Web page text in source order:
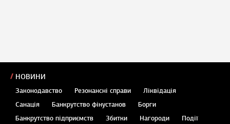
НОВИНИ
Законодавство Резонансні справи
Ліквідація
Санація
Банкрутство фінустанов
Борги
Банкрутство підприємств
Збитки Нагороди
Події